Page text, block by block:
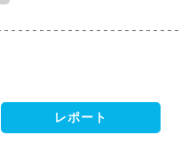
レポート